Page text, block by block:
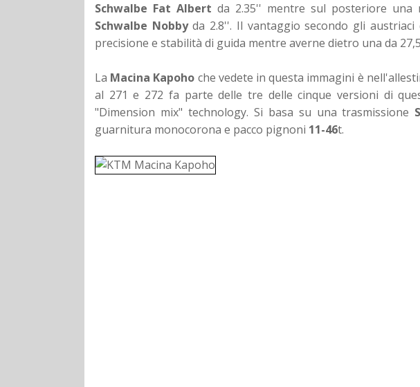
Schwalbe Fat Albert da 2.35'' mentre sul posteriore una
Schwalbe Nobbyda 2.8''. Il vantaggio secondo gli
precisione e stabilità di guida mentre averne dietro una da
La Macina Kapoho che vedete in questa immagini è
al 271 e 272 fa parte delle tre delle cinque versioni di
"Dimension mix" technology. Si basa su una trasmissione
guarnitura monocorona e pacco pignoni 11-46t.